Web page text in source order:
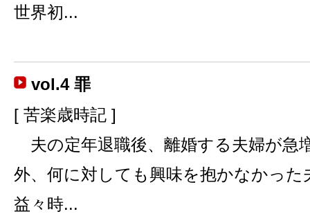
世界初...
vol.4 罪
[ 苦楽歳時記 ]
夫の定年退職後、離婚する夫婦が急
外、何に対しても興味を抱かなかった
益々時...